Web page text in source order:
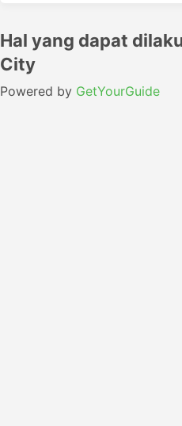
Hal yang dapat
City
Powered by GetYourGuide